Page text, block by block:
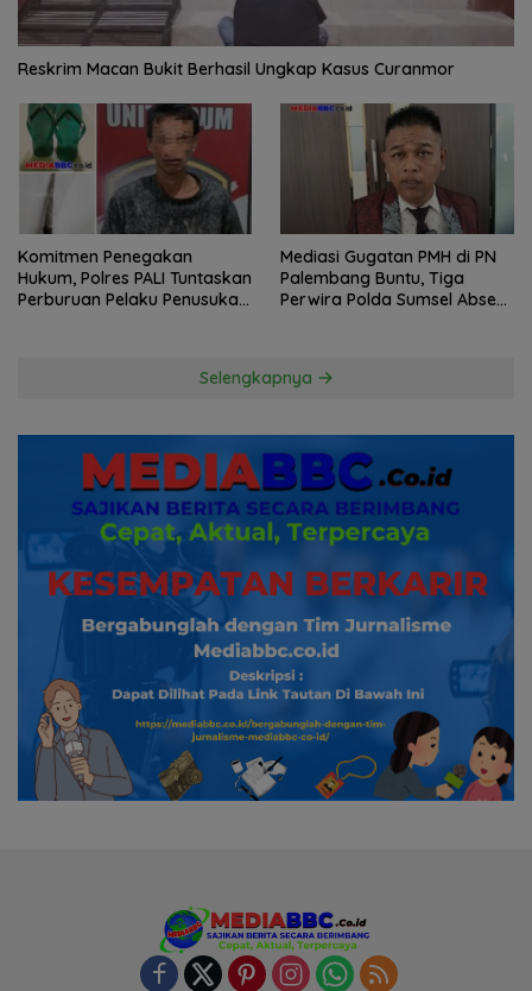
Reskrim Macan Bukit Berhasil Ungkap Kasus Curanmor
Komitmen Penegakan
Hukum, Polres PALI Tuntaskan
Perburuan Pelaku Penusukan
Mediasi Gugatan PMH di PN
Palembang Buntu, Tiga
Perwira Polda Sumsel Absen,
Selengkapnya